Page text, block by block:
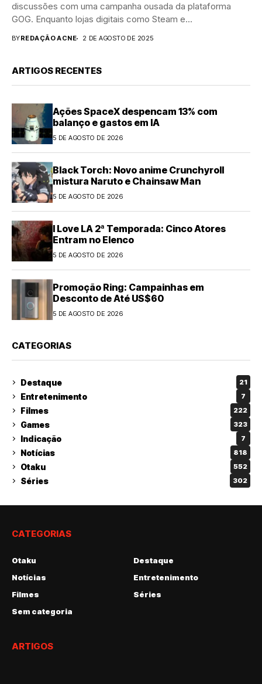
discussões com uma campanha ousada da plataforma
GOG. Enquanto lojas digitais como Steam e...
BYREDAÇÃO ACNE 2 DE AGOSTO DE 2025
ARTIGOS RECENTES
Ações SpaceX despencam 13% com
balanço e gastos em IA
5 DE AGOSTO DE 2026
Black Torch: Novo anime Crunchyroll
mistura Naruto e Chainsaw Man
5 DE AGOSTO DE 2026
I Love LA 2ª Temporada: Cinco Atores
Entram no Elenco
5 DE AGOSTO DE 2026
Promoção Ring: Campainhas em
Desconto de Até US$60
5 DE AGOSTO DE 2026
CATEGORIAS
Destaque 21
Entretenimento 7
Filmes 222
Games 323
Indicação 7
Notícias 818
Otaku 552
Séries 302
CATEGORIAS
Otaku
Destaque
Notícias
Entretenimento
Filmes
Séries
Sem categoria
ARTIGOS